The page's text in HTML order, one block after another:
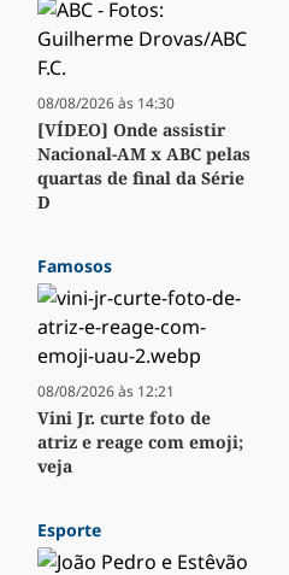
08/08/2026 às 14:30
[VÍDEO] Onde assistir
Nacional-AM x ABC pelas
quartas de final da Série
D
Famosos
08/08/2026 às 12:21
Vini Jr. curte foto de
atriz e reage com emoji;
veja
Esporte